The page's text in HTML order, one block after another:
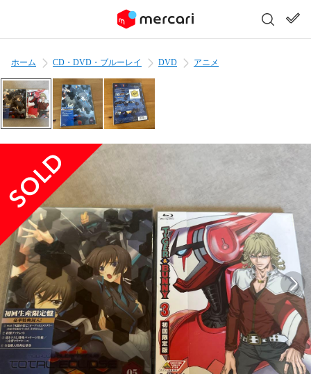
ホーム CD・DVD・ブルーレイ DVD アニメ